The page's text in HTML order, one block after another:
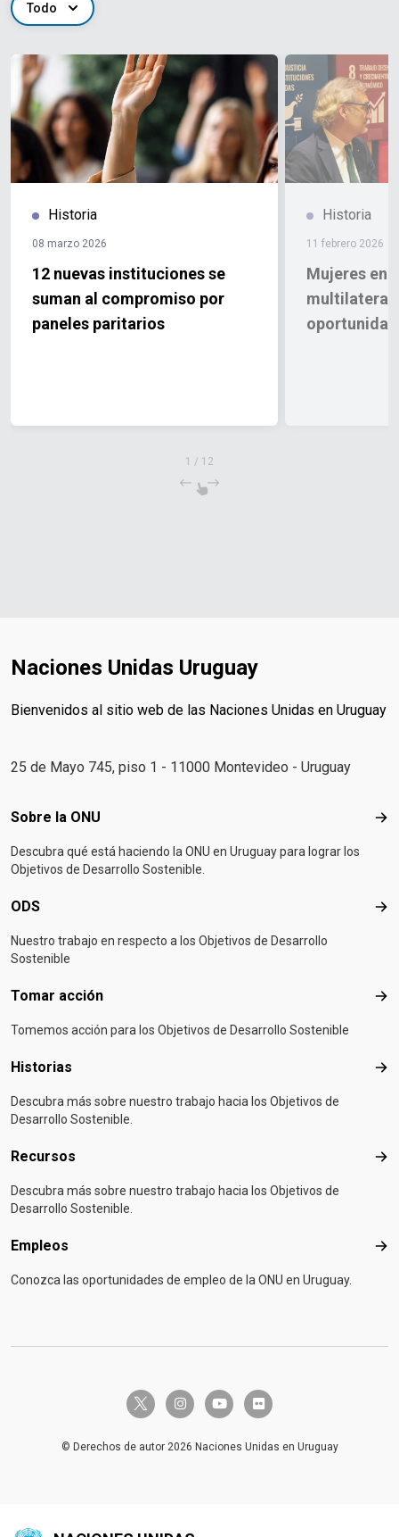
Todo
Historia
08 marzo 2026
12 nuevas instituciones se
suman al compromiso por
paneles paritarios
Historia
11 febrero 2026
Mujeres en
1 / 12
Naciones Unidas Uruguay
Bienvenidos al sitio web de las Naciones Unidas en Uruguay
25 de Mayo 745, piso 1 - 11000 Montevideo - Uruguay
Footer menu
Sobre la ONU
Descubra qué está haciendo la ONU en Uruguay para lograr los
Objetivos de Desarrollo Sostenible.
ODS
Nuestro trabajo en respecto a los Objetivos de Desarrollo
Sostenible
Tomar acción
Tomemos acción para los Objetivos de Desarrollo Sostenible
Historias
Descubra más sobre nuestro trabajo hacia los Objetivos de
Desarrollo Sostenible.
Recursos
Descubra más sobre nuestro trabajo hacia los Objetivos de
Desarrollo Sostenible.
Empleos
Conozca las oportunidades de empleo de la ONU en Uruguay.
twitter-x instagramyoutube flickr
© Derechos de autor 2026 Naciones Unidas en Uruguay